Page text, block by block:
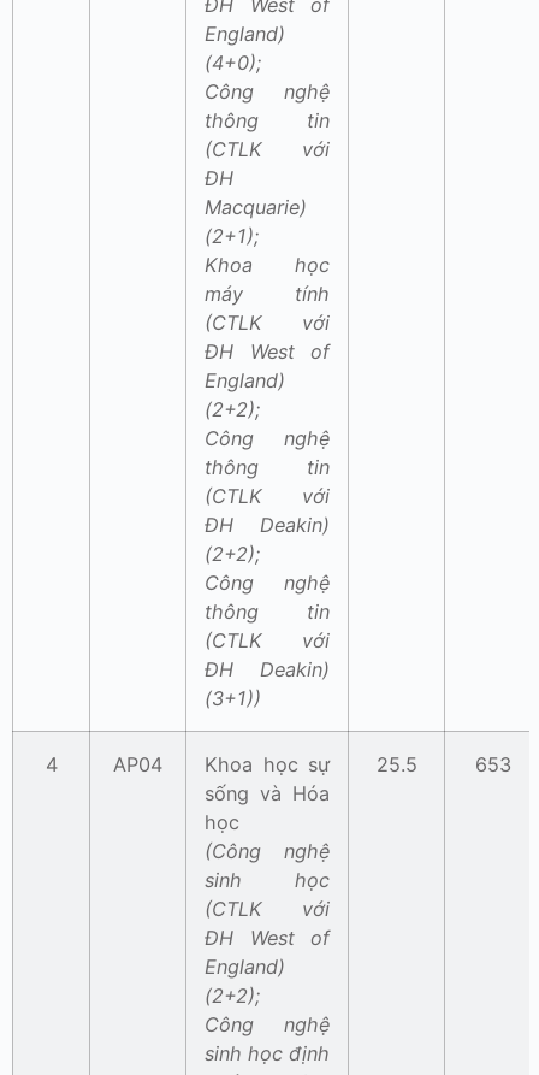
ĐH West of
England)
(4+0);
Công nghệ
thông tin
(CTLK với
ĐH
Macquarie)
(2+1);
Khoa học
máy tính
(CTLK với
ĐH West of
England)
(2+2);
Công nghệ
thông tin
(CTLK với
ĐH Deakin)
(2+2);
Công nghệ
thông tin
(CTLK với
ĐH Deakin)
(3+1))
4 AP04
Khoa học sự
sống và Hóa
học
(Công nghệ
sinh học
(CTLK với
ĐH West of
England)
(2+2);
Công nghệ
sinh học định
25.5 653